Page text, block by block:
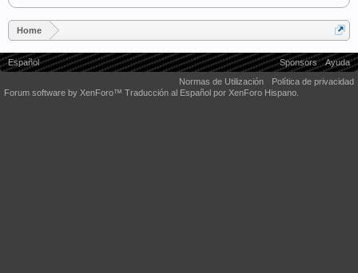
Home
Español Sponsors
Ayuda
Normas de Utilización
Política de privacidad
Forum software by XenForo™ Traducción al Español por XenForo Hispano.